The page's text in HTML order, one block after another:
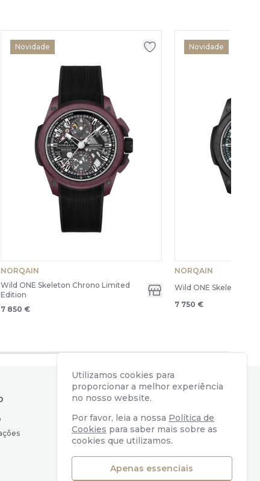
Novidade
NORQAIN
Wild ONE Skeleton Chrono Limited
Edition
7 850 €
Novidade
NORQAIN
Wild ONE Skeleton
7 750 €
CONTACTOS
Av. Almirante Reis, 39
1169-039 Lisboa, Portugal
+351 218 110 890
Utilizamos cookies para
proporcionar a melhor experiência
no nosso website.
Por favor, leia a nossa Política de
Cookies para saber mais sobre as
cookies que utilizamos.
Apenas essenciais